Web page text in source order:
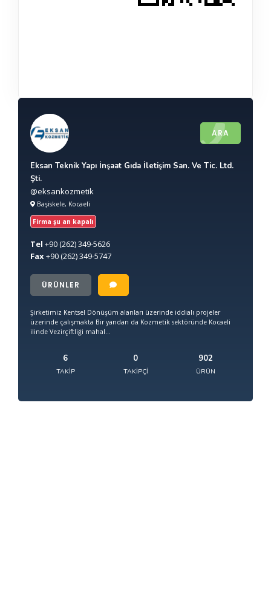
ARA
Eksan Teknik Yapı İnşaat Gıda İletişim San. Ve Tic. Ltd.
Şti.
@eksankozmetik
Başiskele, Kocaeli
Firma şu an kapalı
Tel +90(262) 349-5626
Fax+90(262) 349-5747
ÜRÜNLER
Şirketimiz Kentsel Dönüşüm alanları üzerinde iddialı projeler
üzerinde çalışmakta Bir yandan da Kozmetik sektöründe Kocaeli
ilinde Vezirçiftliği mahal...
6
TAKIP
0
TAKIPÇI
902
ÜRÜN